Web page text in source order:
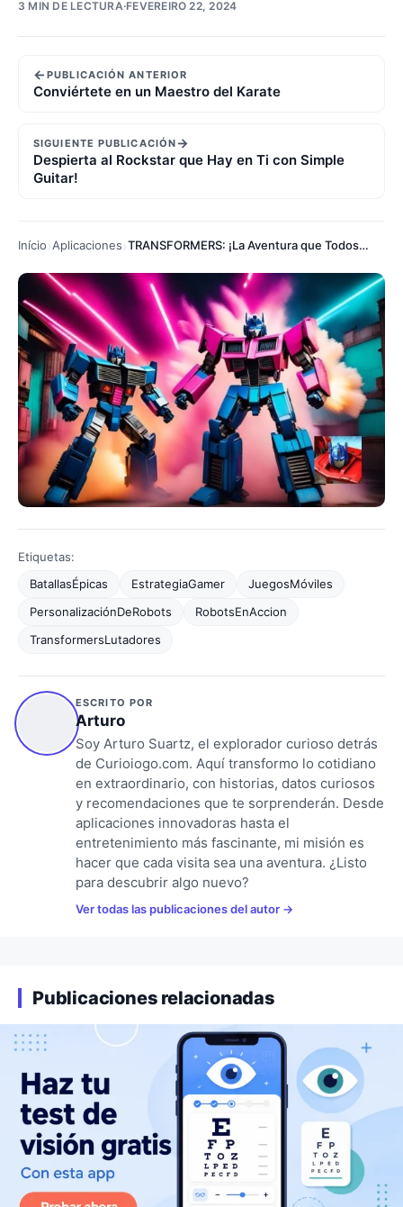
3 MIN DE LECTURA·FEVEREIRO 22, 2024
←PUBLICACIÓN ANTERIOR
Conviértete en un Maestro del Karate
SIGUIENTE PUBLICACIÓN→
Despierta al Rockstar que Hay en Ti con Simple
Guitar!
Início Aplicaciones TRANSFORMERS: ¡La Aventura que Todos Están Esperando!
Etiquetas:
BatallasÉpicas
EstrategiaGamer
JuegosMóviles
PersonalizaciónDeRobots
RobotsEnAccion
TransformersLutadores
ESCRITO POR
Arturo
Soy Arturo Suartz, el explorador curioso detrás
de Curioiogo.com. Aquí transformo lo cotidiano
en extraordinario, con historias, datos curiosos
y recomendaciones que te sorprenderán. Desde
aplicaciones innovadoras hasta el
entretenimiento más fascinante, mi misión es
hacer que cada visita sea una aventura. ¿Listo
para descubrir algo nuevo?
Ver todas las publicaciones del autor
Publicaciones relacionadas